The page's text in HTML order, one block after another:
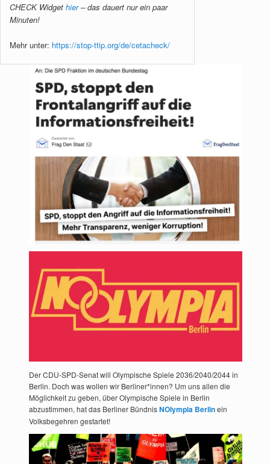
CHECK Widget hier– das dauert nur ein paar
Minuten!
Mehr unter: https://stop-ttip.org/de/cetacheck/
Der CDU-SPD-Senat will Olympische Spiele 2036/2040/2044 in
Berlin. Doch was wollen wir Berliner*innen? Um uns allen die
Möglichkeit zu geben, über Olympische Spiele in Berlin
abzustimmen, hat das Berliner BündnisNOlympia Berlinein
Volksbegehren gestartet!